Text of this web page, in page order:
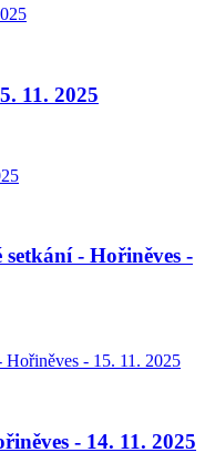
11. 2025
- Hořiněves -
Hořiněves - 15. 11. 2025
- 14. 11. 2025